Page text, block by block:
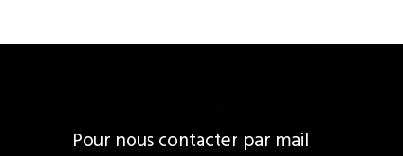
Pour nous contacter par mail